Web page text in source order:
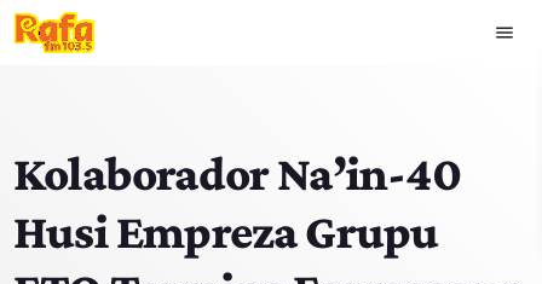
menu
play_arrow OUVIR RAFA
Kolaborador Na’in-40
Husi Empreza Grupu